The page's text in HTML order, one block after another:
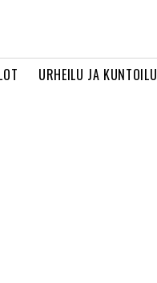
URHEILU JA KUNTOILU